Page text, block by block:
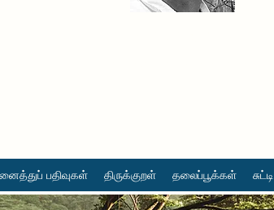
பதிவுகள் திருக்குறள் தலைப்பூக்கள் சுட்டி